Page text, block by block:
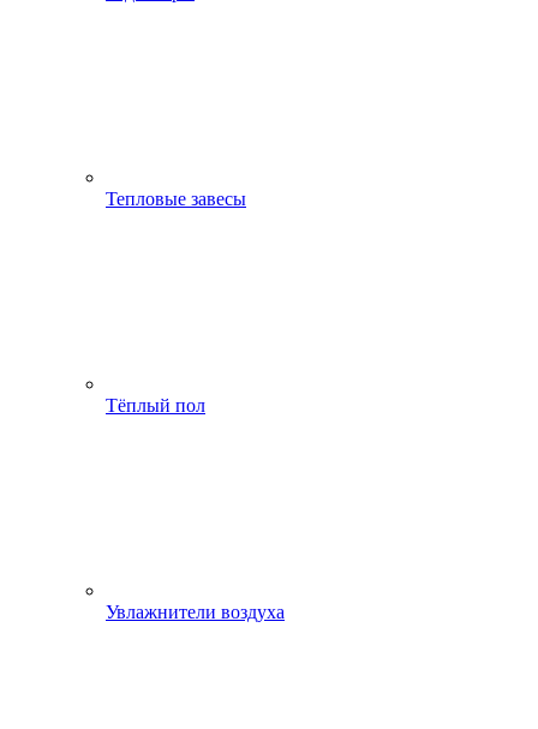
Тепловые завесы
Тёплый пол
Увлажнители воздуха